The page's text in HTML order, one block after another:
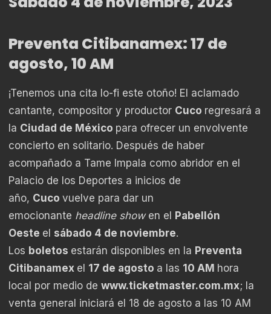
Preventa Citibanamex: 17 de
agosto, 10 AM
¡Tenemos una cita lo-fi este otoño! El aclamado
cantante, compositor y productor Cuco regresará a
la Ciudad de México para ofrecer un envolvente
concierto en solitario. Después de haber
acompañado a Tame Impala como abridor en el
Palacio de los Deportes a inicios de
año, Cuco vuelve para dar un
emocionante headline showen el
Pabellón
Oeste el sábado 4 de noviembre.
Los boletos estarán disponibles en la Preventa
Citibanamex el 17 de agosto a las 10 AM hora
local por medio de www.ticketmaster.com.mx; la
venta general iniciará el 18 de agosto a las 10 AM